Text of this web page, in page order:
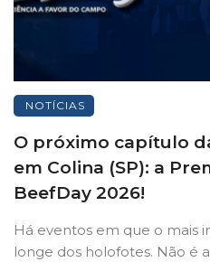
NOTÍCIAS
O próximo capítulo
em Colina (SP): a
BeefDay 2026!
Há eventos em que o mais
longe dos holofotes. Não é